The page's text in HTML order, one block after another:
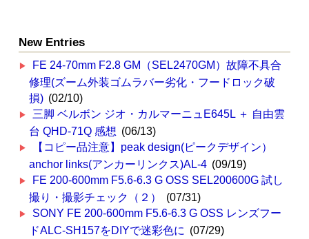
New Entries
FE 24-70mm F2.8 GM（SEL2470GM）故障不具合
修理(ズーム外装ゴムラバー劣化・フードロック破
損) (02/10)
三脚 ベルボン ジオ・カルマーニュE645L ＋ 自由雲
台 QHD-71Q 感想 (06/13)
【コピー品注意】peak design(ピークデザイン）
anchor links(アンカーリンクス)AL-4 (09/19)
FE 200-600mm F5.6-6.3 G OSS SEL200600G 試し
撮り・撮影チェック（２）
(07/31)
SONY FE 200-600mm F5.6-6.3 G OSS レンズフー
ドALC-SH157をDIYで迷彩色に (07/29)